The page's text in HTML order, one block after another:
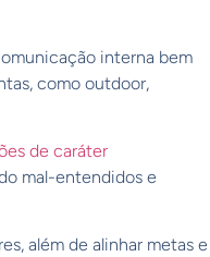
interna bem
como outdoor,
de caráter
mal-entendidos e
além de alinhar metas e